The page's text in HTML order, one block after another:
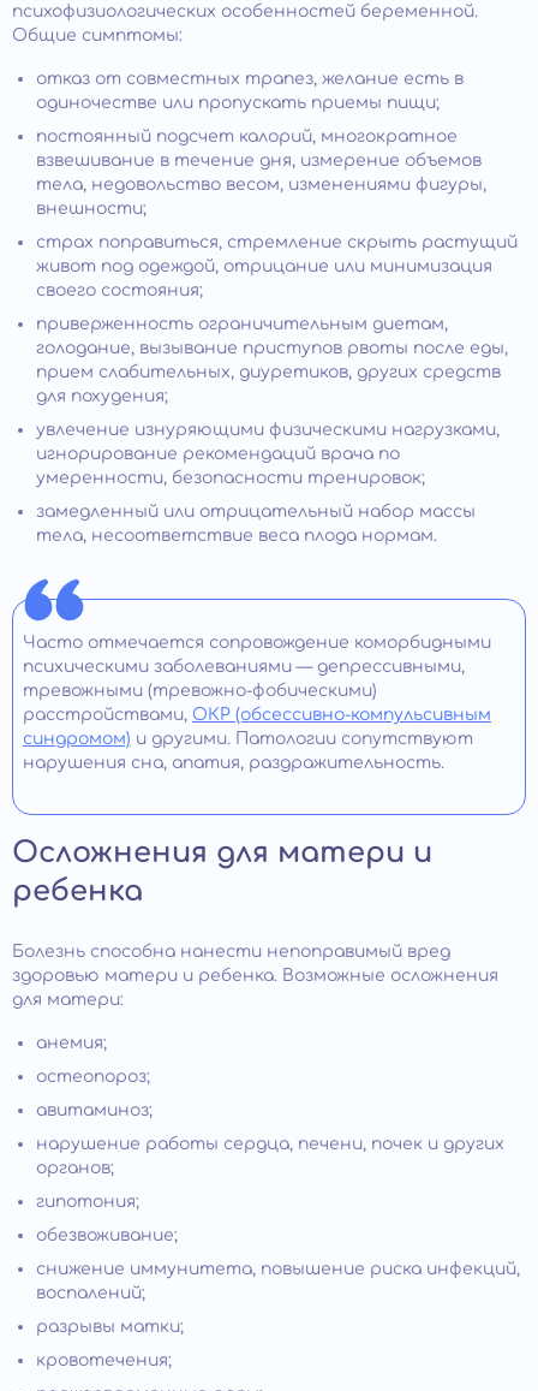
психофизиологических особенностей беременной.
Общие симптомы:
отказ от совместных трапез, желание есть в
одиночестве или пропускать приемы пищи;
постоянный подсчет калорий, многократное
взвешивание в течение дня, измерение объемов
тела, недовольство весом, изменениями фигуры,
внешности;
страх поправиться, стремление скрыть растущий
живот под одеждой, отрицание или минимизация
своего состояния;
приверженность ограничительным диетам,
голодание, вызывание приступов рвоты после еды,
прием слабительных, диуретиков, других средств
для похудения;
увлечение изнуряющими физическими нагрузками,
игнорирование рекомендаций врача по
умеренности, безопасности тренировок;
замедленный или отрицательный набор массы
тела, несоответствие веса плода нормам.
Часто отмечается сопровождение коморбидными
психическими заболеваниями — депрессивными,
тревожными (тревожно-фобическими)
расстройствами, ОКР (обсессивно-компульсивным
синдромом) и другими. Патологии сопутствуют
нарушения сна, апатия, раздражительность.
Осложнения для матери и
ребенка
Болезнь способна нанести непоправимый вред
здоровью матери и ребенка. Возможные осложнения
для матери:
анемия;
остеопороз;
авитаминоз;
нарушение работы сердца, печени, почек и других
органов;
гипотония;
обезвоживание;
снижение иммунитета, повышение риска инфекций,
воспалений;
разрывы матки;
кровотечения;